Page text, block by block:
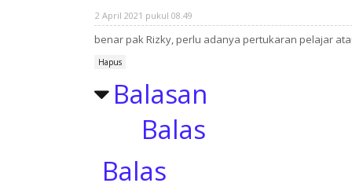
2 April 2021 pukul 08.49
benar pak Rizky, perlu adanya pertukaran pelajar
Hapus
Balasan
Balas
Balas